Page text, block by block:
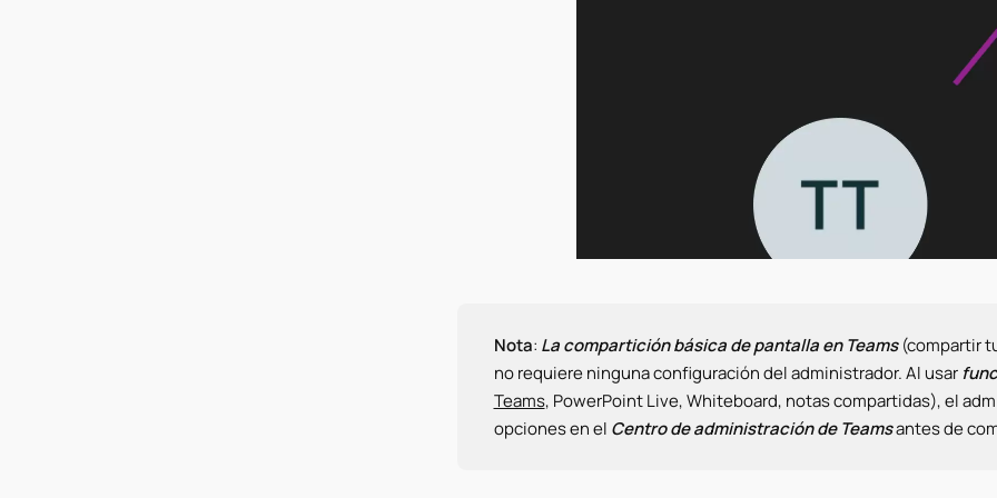
Nota: La compartición básica de pantalla en Teams(compartir
no requiere ninguna configuración del administrador. Al usar
Teams, PowerPoint Live, Whiteboard, notas compartidas), el
opciones en el Centro de administración de Teamsantes de